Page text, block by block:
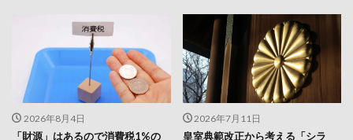
2026年8月4日
「財源」はあるので消費税1%の
2026年7月11日
皇室典範改正から考える「シラ